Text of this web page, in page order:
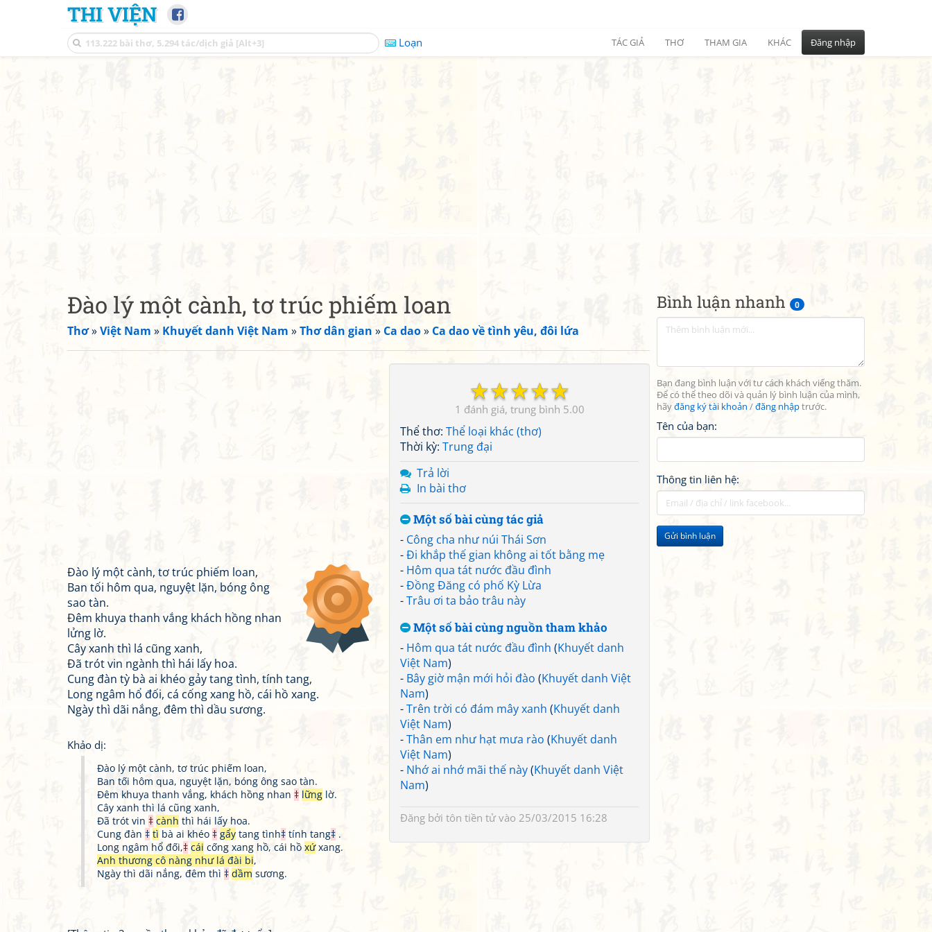
THI VIỆN
Loạn TÁC GIẢ THƠ THAM GIA KHÁC Đăng nhập
Bình luận nhanh 0
Bạn đang bình luận với tư cách khách viếng thăm.
Để có thể theo dõi và quản lý bình luận của mình,
hãyđăng ký tài khoản /đăng nhậptrước.
Tên của bạn:
Thông tin liên hệ:
Gửi bình luận
Đào lý một cành, tơ trúc phiếm loan
Thơ»Việt Nam » Khuyết danh Việt Nam »Thơ dân gian » Ca dao» Ca dao về tình yêu, đôi lứa
☆
☆
☆
☆
☆
1 5.00
Thể thơ: Thể loại khác (thơ)
Thời kỳ: Trung đại
Trả lời
In bài thơ
Một số bài cùng tác giả
- Công cha như núi Thái Sơn
-Đi khắp thế gian không ai tốt bằng mẹ
- Hôm qua tát nước đầu đình
-Đồng Đăng có phố Kỳ Lừa
-Trâu ơi ta bảo trâu này
Một số bài cùng nguồn tham khảo
- Hôm qua tát nước đầu đình (Khuyết danh
Việt Nam)
- Bây giờ mận mới hỏi đào (Khuyết danh Việt
Nam)
-Trên trời có đám mây xanh (Khuyết danh
Việt Nam)
-Thân em như hạt mưa rào (Khuyết danh
Việt Nam)
- Nhớ ai nhớ mãi thế này(Khuyết danh Việt
Nam)
Đăng bởi tôn tiền tửvào 25/03/2015 16:28
Đào lý một cành, tơ trúc phiếm loan,
Ban tối hôm qua, nguyệt lặn, bóng ông
sao tàn.
Đêm khuya thanh vắng khách hồng nhan
lửng lờ.
Cây xanh thì lá cũng xanh,
Đã trót vin ngành thì hái lấy hoa.
Cung đàn tỳ bà ai khéo gảy tang tình, tính tang,
Long ngâm hổ đối, cá cống xang hồ, cái hồ xang.
Ngày thì dãi nắng, đêm thì dầu sương.
Khảo dị:
Đào lý một cành, tơ trúc phiếm loan,
Ban tối hôm qua, nguyệt lặn, bóng ông sao tàn.
Đêm khuya thanh vắng, khách hồng nhan ‡ lững lờ.
Cây xanh thì lá cũng xanh,
Đã trót vin ‡ cành thì hái lấy hoa.
Cung đàn ‡ tì bà ai khéo ‡ gẩy tang tình‡ tính tang‡ .
Long ngâm hổ đối,‡ cái cống xang hồ, cái hồ xứxang.
Anh thương cô nàng như lá đài bi,
Ngày thì dãi nắng, đêm thì ‡ dầm sương.